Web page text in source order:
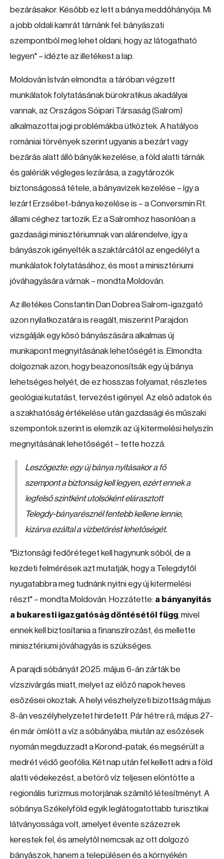
bezárásakor. Később ez lett a bánya meddőhányója. Mi
a jobb oldali kamrát tárnánk fel: bányászati
szempontból meg lehet oldani, hogy az látogatható
legyen" – idézte az illetékest a lap.
Moldován István elmondta: a táróban végzett
munkálatok folytatásának bürokratikus akadályai
vannak, az Országos Sóipari Társaság (Salrom)
alkalmazottai jogi problémákba ütköztek. A hatályos
romániai törvények szerint ugyanis a bezárt vagy
bezárás alatt álló bányák kezelése, a föld alatti tárnák
és galériák végleges lezárása, a zagytározók
biztonságossá tétele, a bányavizek kezelése – így a
lezárt Erzsébet-bánya kezelése is – a Conversmin Rt.
állami céghez tartozik. Ez a Salromhoz hasonlóan a
gazdasági minisztériumnak van alárendelve, így a
bányászok igényelték a szaktárcától az engedélyt a
munkálatok folytatásához, és most a minisztériumi
jóváhagyására várnak – mondta Moldován.
Az illetékes Constantin Dan Dobrea Salrom-igazgató
azon nyilatkozatára is reagált, miszerint Parajdon
vizsgálják egy kősó bányászására alkalmas új
munkapont megnyitásának lehetőségét is. Elmondta:
dolgoznak azon, hogy beazonosítsák egy új bánya
lehetséges helyét, de ez hosszas folyamat, részletes
geológiai kutatást, tervezést igényel. Az első adatok és
a szakhatóság értékelése után gazdasági és műszaki
szempontok szerint is elemzik az új kitermelési helyszín
megnyitásának lehetőségét – tette hozzá.
Leszögezte: egy új bánya nyitásakor a fő
szempont a biztonság kell legyen, ezért ennek a
legfelső szintként utolsóként elárasztott
Telegdy-bányarésznél fentebb kellene lennie,
kizárva ezáltal a vízbetörést lehetőségét.
"Biztonsági fedőréteget kell hagynunk sóból, de a
kezdeti felmérések azt mutatják, hogy a Telegdytől
nyugatabbra meg tudnánk nyitni egy új kitermelési
részt" – mondta Moldován. Hozzátette: a bányanyitás
a bukaresti igazgatóság döntésétől függ, mivel
ennek kell biztosítania a finanszírozást, és mellette
minisztériumi jóváhagyás is szükséges.
A parajdi sóbányát 2025. május 6-án zárták be
vízszivárgás miatt, melyet az előző napok heves
esőzései okoztak. A helyi vészhelyzeti bizottság május
8-án veszélyhelyzetet hirdetett. Pár hétre rá, május 27-
én már ömlött a víz a sóbányába, miután az esőzések
nyomán megduzzadt a Korond-patak, és megsérült a
medrét védő geofólia. Két nap után fel kellett adni a föld
alatti védekezést, a betörő víz teljesen elöntötte a
regionális turizmus motorjának számító létesítményt. A
sóbánya Székelyföld egyik leglátogatottabb turisztikai
látványossága volt, amelyet évente százezrek
kerestek fel, és amelytől nemcsak az ott dolgozó
bányászok, hanem a településen és a környékén